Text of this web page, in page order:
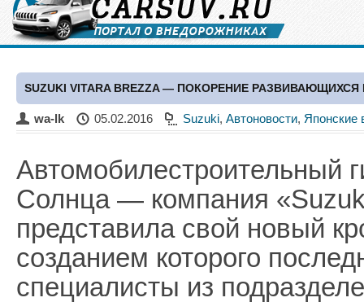
SUZUKI VITARA BREZZA — ПОКОРЕНИЕ
wa-lk 05.02.2016 Suzuki, Автоновости, Японские
Автомобилестроительный
Солнца — компания
представила свой новый
созданием которого
специалисты из